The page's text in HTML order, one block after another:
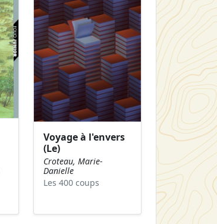
Voyage à l'envers
(Le)
Croteau, Marie-
Danielle
Les 400 coups